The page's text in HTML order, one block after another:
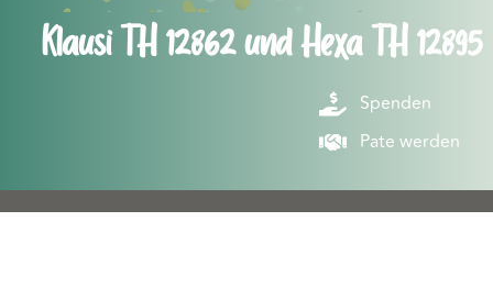
Klausi TH 12862 und Hexa TH 12895
Spenden
Pate werden